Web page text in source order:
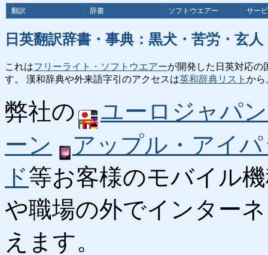
翻訳 辞書 ソフトウエアー サー
日英翻訳辞書・事典：黒犬・苦労・玄
これはフリーライト・ソフトウエアーが開発した日英対応の
す。 漢和辞典や外来語字引のアクセスは英和辞典リスト から
弊社の
ユーロジャパ
ーン
アップル・アイ
ド等お客様のモバイル
や職場の外でインター
えます。